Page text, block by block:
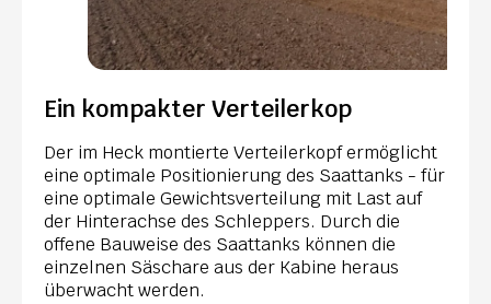
Ein kompakter Verteilerkop
Der im Heck montierte Verteilerkopf ermöglicht
eine optimale Positionierung des Saattanks - für
eine optimale Gewichtsverteilung mit Last auf
der Hinterachse des Schleppers. Durch die
offene Bauweise des Saattanks können die
einzelnen Säschare aus der Kabine heraus
überwacht werden.